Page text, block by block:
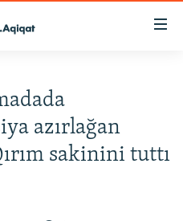
azırlağan
sakinini tuttı